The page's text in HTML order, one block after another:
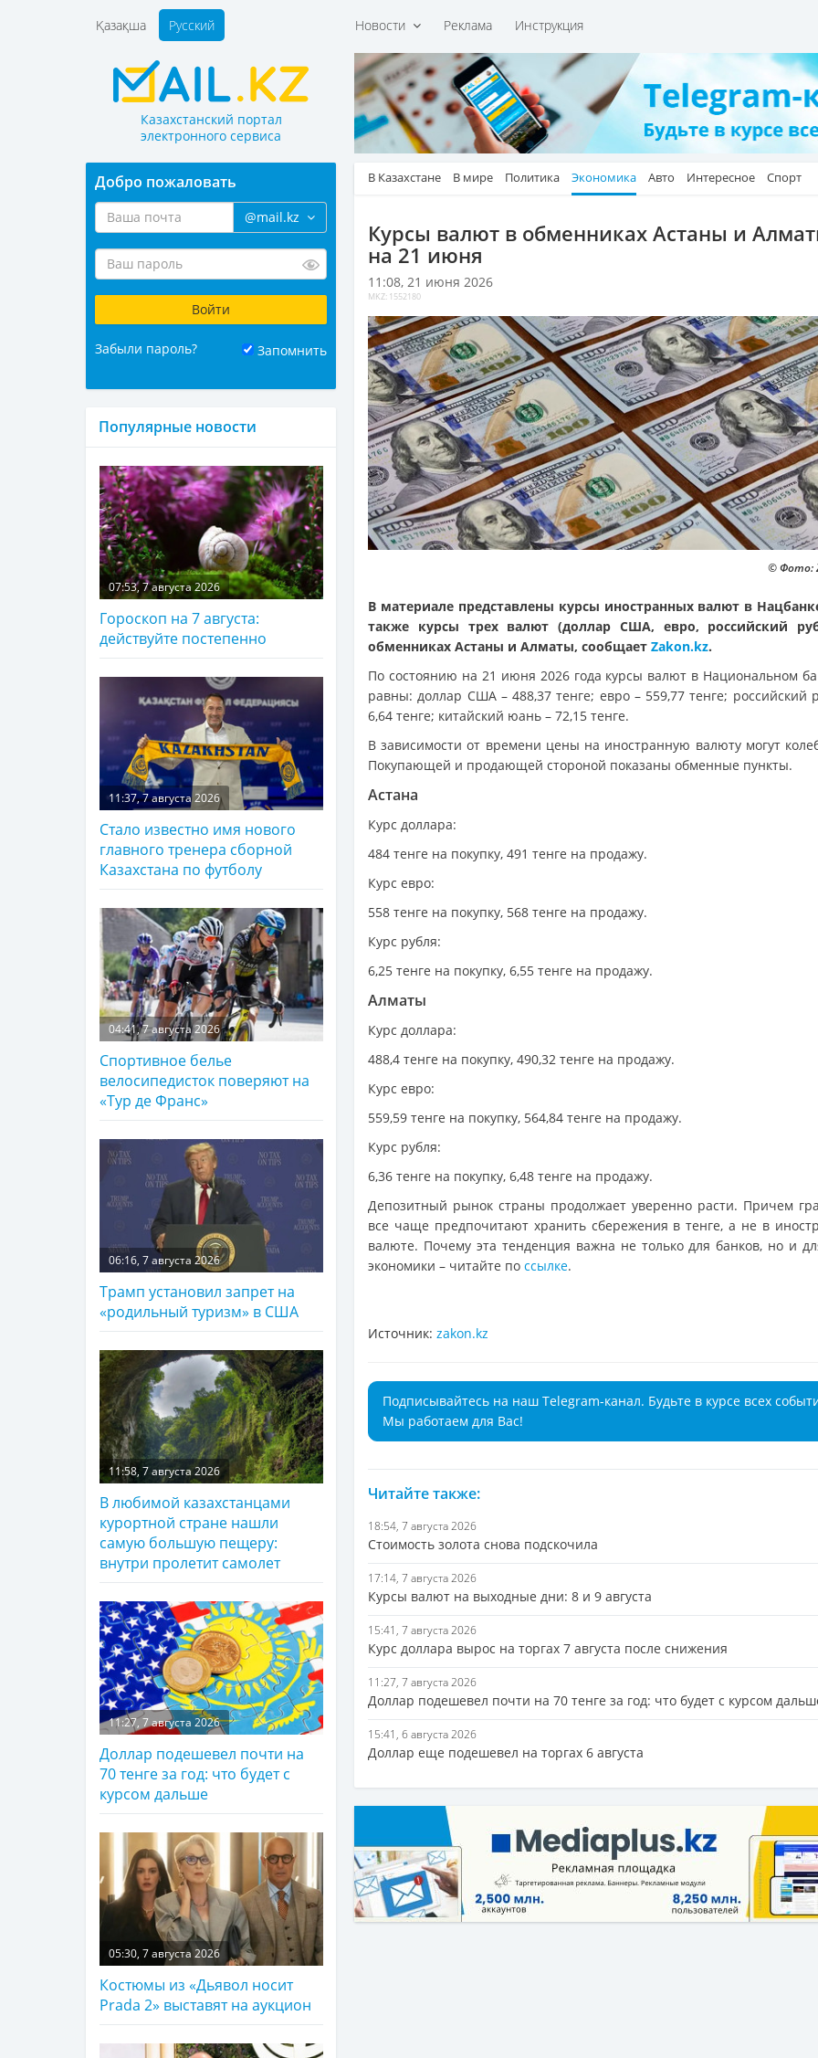
Новости Реклама Инструкция
Қазақша Русский
Казахстанский портал
электронного сервиса
В Казахстане В мире Политика Экономика Авто Интересное Спорт
Курсы валют в обменниках Астаны и
на 21 июня
11:08, 21 июня 2026
MKZ: 1552180
© Фото:
В материале представлены курсы иностранных валют в
также курсы трех валют (доллар США, евро, российский
обменниках Астаны и Алматы, сообщает Zakon.kz.
По состоянию на 21 июня 2026 года курсы валют в Национальном
равны: доллар США – 488,37 тенге; евро – 559,77 тенге; российский
6,64 тенге; китайский юань – 72,15 тенге.
В зависимости от времени цены на иностранную валюту могут
Покупающей и продающей стороной показаны обменные пункты.
Астана
Курс доллара:
484 тенге на покупку, 491 тенге на продажу.
Курс евро:
558 тенге на покупку, 568 тенге на продажу.
Курс рубля:
6,25 тенге на покупку, 6,55 тенге на продажу.
Алматы
Курс доллара:
488,4 тенге на покупку, 490,32 тенге на продажу.
Курс евро:
559,59 тенге на покупку, 564,84 тенге на продажу.
Курс рубля:
6,36 тенге на покупку, 6,48 тенге на продажу.
Депозитный рынок страны продолжает уверенно расти. Причем
все чаще предпочитают хранить сбережения в тенге, а не в
валюте. Почему эта тенденция важна не только для банков, но и
экономики – читайте по ссылке.
Источник: zakon.kz
Подписывайтесь на наш Telegram-канал. Будьте в курсе всех
Мы работаем для Вас!
Читайте также:
18:54, 7 августа 2026
Стоимость золота снова подскочила
17:14, 7 августа 2026
Курсы валют на выходные дни: 8 и 9 августа
15:41, 7 августа 2026
Курс доллара вырос на торгах 7 августа после снижения
11:27, 7 августа 2026
Доллар подешевел почти на 70 тенге за год: что будет с курсом
15:41, 6 августа 2026
Доллар еще подешевел на торгах 6 августа
Добро пожаловать
@mail.kz
Забыли пароль? Запомнить
Популярные новости
07:53, 7 августа 2026
Гороскоп на 7 августа:
действуйте постепенно
11:37, 7 августа 2026
Стало известно имя нового
главного тренера сборной
Казахстана по футболу
04:41, 7 августа 2026
Спортивное белье
велосипедисток поверяют на
«Тур де Франс»
06:16, 7 августа 2026
Трамп установил запрет на
«родильный туризм» в США
11:58, 7 августа 2026
В любимой казахстанцами
курортной стране нашли
самую большую пещеру:
внутри пролетит самолет
11:27, 7 августа 2026
Доллар подешевел почти на
70 тенге за год: что будет с
курсом дальше
05:30, 7 августа 2026
Костюмы из «Дьявол носит
Prada 2» выставят на аукцион